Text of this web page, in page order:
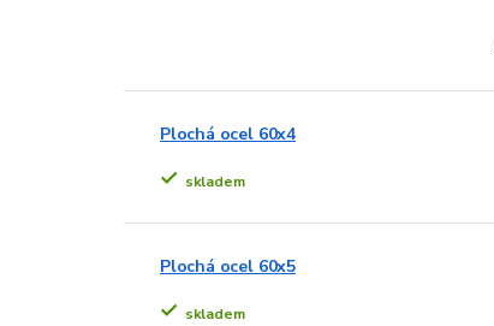
Plochá ocel 60x4
skladem
Plochá ocel 60x5
skladem